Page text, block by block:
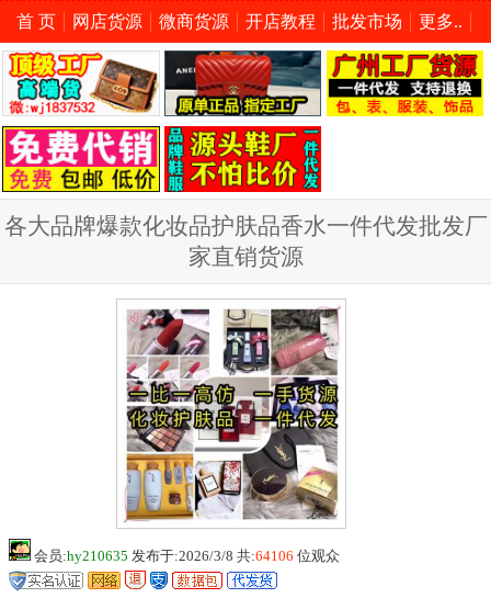
首 页 网店货源 微商货源 开店教程 批发市场 更多..
各大品牌爆款化妆品护肤品香水一件代发批发厂
家直销货源
会员:hy210635 发布于:2026/3/8 共:64106 位观众